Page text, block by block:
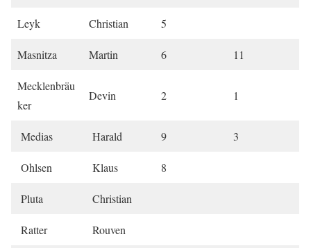
Leyk Christian 5
Masnitza Martin 6 11
Mecklenbräu
ker
Devin 2 1
Medias Harald 9 3
Ohlsen Klaus 8
Pluta Christian
Ratter Rouven